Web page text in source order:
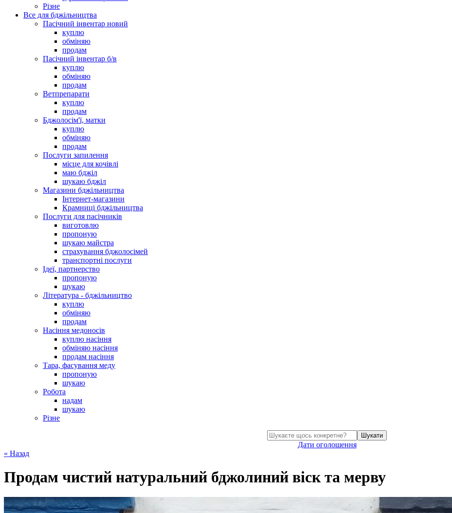
Різне
Все для бджільництва
Пасічний інвентар новий
куплю
обміняю
продам
Пасічний інвентар б/в
куплю
обміняю
продам
Ветпрепарати
куплю
продам
Бджолосім'ї, матки
куплю
обміняю
продам
Послуги запилення
місце для кочівлі
маю бджіл
шукаю бджіл
Магазини бджільництва
Інтернет-магазини
Крамниці бджільництва
Послуги для пасічників
виготовлю
пропоную
шукаю майстра
страхування бджолосімей
транспортні послуги
Ідеї, партнерство
пропоную
шукаю
Література - бджільництво
куплю
обміняю
продам
Насіння медоносів
куплю насіння
обміняю насіння
продам насіння
Тара, фасування меду
пропоную
шукаю
Робота
надам
шукаю
Різне
Шукати
Дати оголошення
« Назад
Продам чистий натуральний бджолиний віск та мерву